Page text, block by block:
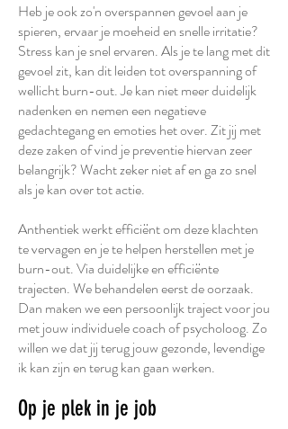
Heb je ook zo'n overspannen gevoel aan je
spieren, ervaar je moeheid en snelle irritatie?
Stress kan je snel ervaren. Als je te lang met dit
gevoel zit, kan dit leiden tot overspanning of
wellicht burn-out. Je kan niet meer duidelijk
nadenken en nemen een negatieve
gedachtegang en emoties het over. Zit jij met
deze zaken of vind je preventie hiervan zeer
belangrijk? Wacht zeker niet af en ga zo snel
als je kan over tot actie.
Anthentiek werkt efficiënt om deze klachten
te vervagen en je te helpen herstellen met je
burn-out. Via duidelijke en efficiënte
trajecten. We behandelen eerst de oorzaak.
Dan maken we een persoonlijk traject voor jou
met jouw individuele coach of psycholoog. Zo
willen we dat jij terug jouw gezonde, levendige
ik kan zijn en terug kan gaan werken.
Op je plek in je job